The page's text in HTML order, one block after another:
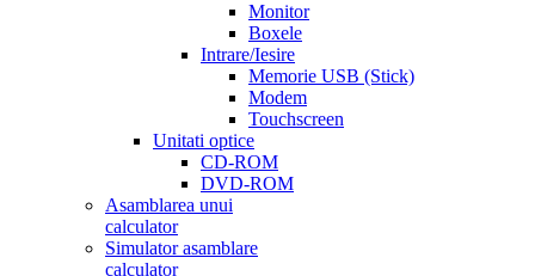
Monitor
Boxele
Intrare/Iesire
Memorie USB (Stick)
Modem
Touchscreen
Unitati optice
CD-ROM
DVD-ROM
Asamblarea unui
calculator
Simulator asamblare
calculator